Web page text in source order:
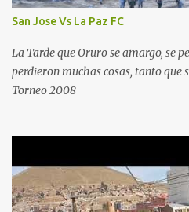
San Jose Vs La Paz FC
La Tarde que Oruro se amargo, se
perdieron muchas cosas, tanto que
Torneo 2008